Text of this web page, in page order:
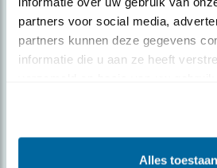
partners voor social media,
partners kunnen deze gegevens
informatie die u aan ze heeft
Alles toestaan
Nieuws